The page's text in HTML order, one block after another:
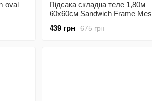
oval
Пiдсака складна теле 1,80м
60х60см Sandwich Frame
675 грн
439 грн